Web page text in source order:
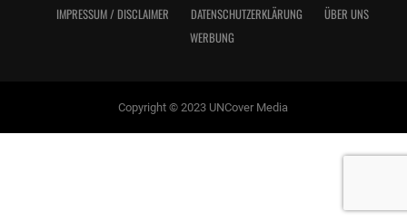
IMPRESSUM / DISCLAIMER
DATENSCHUTZERKLÄRUNG
ÜBER UNS
WERBUNG
Copyright © 2023 UNCover Media